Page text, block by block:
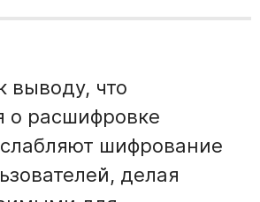
выводу, что
о расшифровке
шифрование
делая